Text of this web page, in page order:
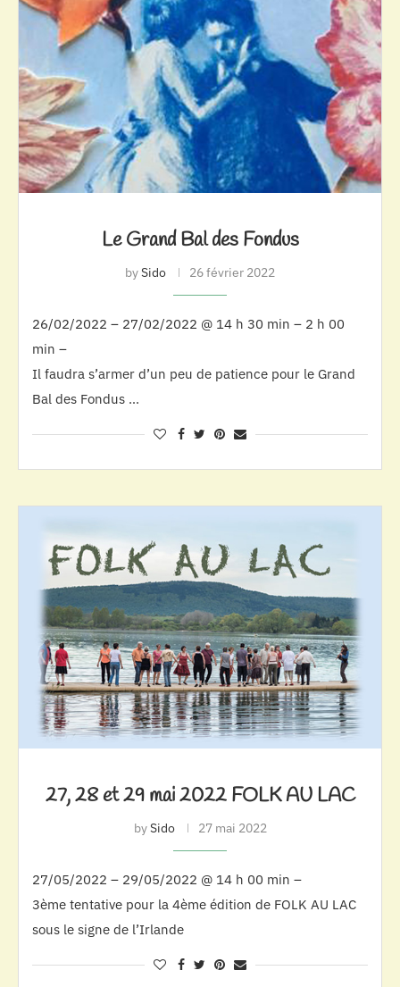
Le Grand Bal des Fondus
bySido 26 février 2022
26/02/2022 – 27/02/2022 @ 14 h 30 min – 2 h 00
min –
Il faudra s’armer d’un peu de patience pour le Grand
Bal des Fondus …
27, 28 et 29 mai 2022 FOLK AU LAC
bySido 27 mai 2022
27/05/2022 – 29/05/2022 @ 14 h 00 min –
3ème tentative pour la 4ème édition de FOLK AU LAC
sous le signe de l’Irlande